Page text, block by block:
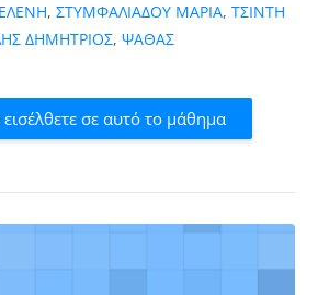
, ΣΤΥΜΦΑΛΙΑΔΟΥ ΜΑΡΙΑ, ΤΣΙΝΤΗ
ΔΗΜΗΤΡΙΟΣ, ΨΑΘΑΣ
σε αυτό το μάθημα